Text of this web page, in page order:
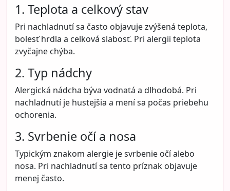
1. Teplota a celkový stav
Pri nachladnutí sa často objavuje zvýšená teplota,
bolesť hrdla a celková slabosť. Pri alergii teplota
zvyčajne chýba.
2. Typ nádchy
Alergická nádcha býva vodnatá a dlhodobá. Pri
nachladnutí je hustejšia a mení sa počas priebehu
ochorenia.
3. Svrbenie očí a nosa
Typickým znakom alergie je svrbenie očí alebo
nosa. Pri nachladnutí sa tento príznak objavuje
menej často.